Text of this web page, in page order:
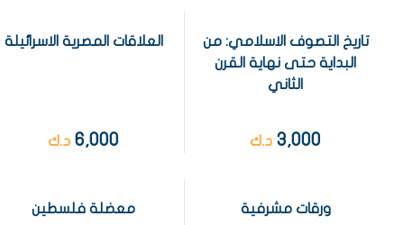
تاريخ التصوف الاسلامي: من
البداية حتى نهاية القرن
الثاني
3,000 د.ك
العلاقات المصرية الاسرائيلة
6,000 د.ك
ورقات مشرفية معضلة فلسطين